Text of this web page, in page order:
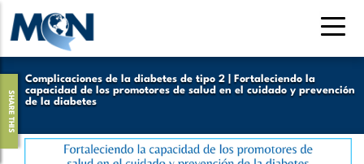
Pasar
contenido
principalComplicaciones de la diabetes de tipo 2 | Fortaleciendo la
capacidad de los promotores de salud en el cuidado y prevención
de la diabetes
SHARE THIS